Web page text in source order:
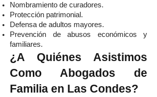
Nombramiento de curadores.
Protección patrimonial.
Defensa de adultos mayores.
Prevención de abusos económicos y
familiares.
¿A Quiénes Asistimos
Como Abogados de
Familia en Las Condes?